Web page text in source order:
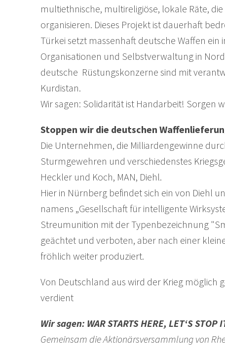
multiethnische, multireligiöse, lokale Räte,
organisieren. Dieses Projekt ist dauerhaft
Türkei setzt massenhaft deutsche Waffen
Organisationen und Selbstverwaltung in
deutsche Rüstungskonzerne sind mit
Kurdistan.
Wir sagen: Solidarität ist Handarbeit! Sorgen
Stoppen wir die deutschen
Die Unternehmen, die Milliardengewinne
Sturmgewehren und verschiedenstes
Heckler und Koch, MAN, Diehl.
Hier in Nürnberg befindet sich ein von Diehl
namens „Gesellschaft für intelligente
Streumunition mit der Typenbezeichnung
geächtet und verboten, aber nach einer
fröhlich weiter produziert.
Von Deutschland aus wird der Krieg möglich
verdient
Wir sagen: WAR STARTS HERE, LET‘S STOP
Gemeinsam die Aktionärsversammlung von